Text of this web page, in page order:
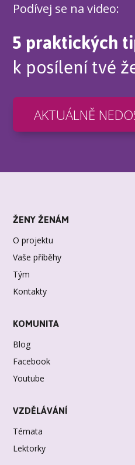
Podívej se na video:
5 praktických
k posílení tvé
AKTUÁLNĚ
ŽENY ŽENÁM
O projektu
Vaše příběhy
Tým
Kontakty
KOMUNITA
Blog
Facebook
Youtube
VZDĚLÁVÁNÍ
Témata
Lektorky